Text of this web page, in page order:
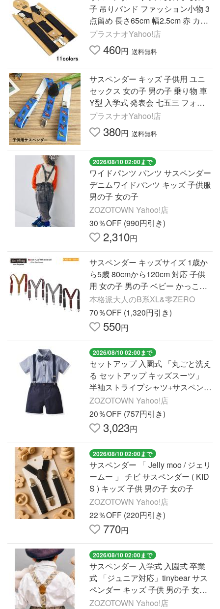
子 吊りバンド ファッション小物 3
点留め 長さ65cm 幅2.5cm 赤 カー
キ 黒 白 青 グレー フォーマル
プラスナオYahoo!店
460円 送料無料
サスペンダー キッズ 子供用 ユニ
セックス 女の子 男の子 乗り物 車
Y型 入学式 発表会 七五三 フォー
マル かわいい おしゃれ お出かけ
幼稚園
プラスナオYahoo!店
380円 送料無料
2026/08/10 02:00まで
ワイドパンツ パンツ サスペンダー
デニムワイドパンツ キッズ 子供服
男の子 女の子
ZOZOTOWN Yahoo!店
30％OFF (990円引き)
2,310円
サスペンダー キッズサイズ 1歳か
ら5歳 80cmから120cm 対応 子供
用 女の子 男の子 ベビー かっこい
い チェック柄 赤 黒 白 緑 アメカジ
ダンス衣装 運動会
本格派大人のB系XL&零ZERO
70％OFF (1,320円引き)
550円
2026/08/10 02:00まで
セットアップ 入園式 「丸ごと洗え
る セットアップ キッズスーツ」
半袖ストライプシャツ+サスペンダ
ー+ドット蝶ネクタイ+パンツ 4点
セット
ZOZOTOWN Yahoo!店
20％OFF (757円引き)
3,023円
2026/08/10 02:00まで
サスペンダー 「 Jelly moo / ジェリ
ームー 」 チビ サスペンダー ( KID
S ) キッズ 子供 男の子 女の子
ZOZOTOWN Yahoo!店
22％OFF (220円引き)
770円
2026/08/10 02:00まで
サスペンダー 入学式 入園式 卒業
式 「ジュニア対応」tinybear サス
ペンダー キッズ 子供 男の子 女の
子
ZOZOTOWN Yahoo!店